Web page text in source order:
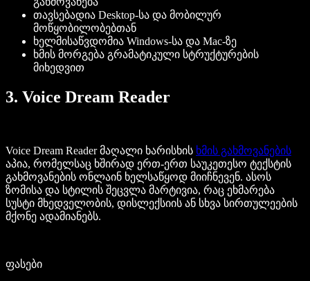
თავსებადია Desktop-სა და მობილურ
მოწყობილობებთან
ხელმისაწვდომია Windows-სა და Mac-ზე
ხმის მორგება გრამატიკული სტრუქტურების
მიხედვით
3. Voice Dream Reader
Voice Dream Reader მაღალი ხარისხის ხმის გახმოვანების
აპია, რომელსაც ხშირად ერთ-ერთ საუკეთესო ტექსტის
გახმოვანების ონლაინ ხელსაწყოდ მიიჩნევენ. ასოს
ზომისა და სტილის შეცვლა მარტივია, რაც ეხმარება
სუსტი მხედველობის, დისლექსიის ან სხვა სირთულეების
მქონე ადამიანებს.
ფასები